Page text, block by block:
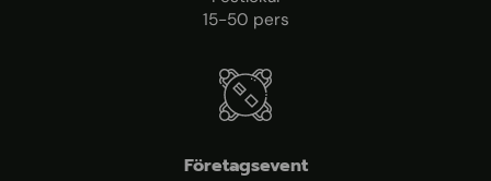
15-50 pers
Företagsevent